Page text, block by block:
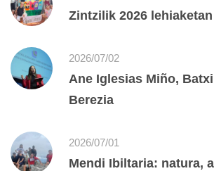
Zintzilik 2026
2026/07/02
Ane Iglesias Miño,
Berezia
2026/07/01
Mendi Ibiltaria: natura,